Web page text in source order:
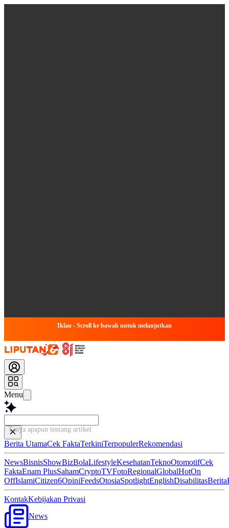
Iklan - Scroll ke bawah untuk melanjutkan
Menu
Tanya apapun tentang artikel ini...
Berita UtamaCek FaktaTerkiniTerpopulerRekomendasi
NewsBisnisShowBizBolaLifestyleKesehatanTeknoOtomotifCek
FaktaEnam PlusSahamCryptoTVFotoRegionalGlobalHotOn
OffIslamiCitizen6OpiniFeedsOtosiaSpotlightEnglishDisabilitasBerita
KontakKebijakan Privasi
News